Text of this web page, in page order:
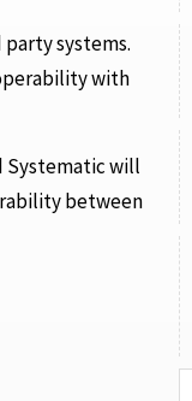
systems.
with
Systematic will
between